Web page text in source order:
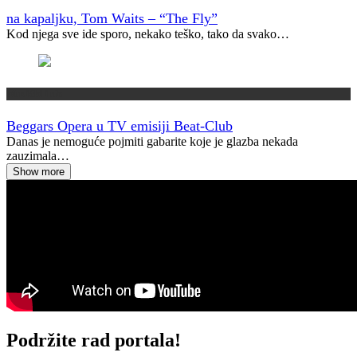
na kapaljku, Tom Waits – “The Fly”
Kod njega sve ide sporo, nekako teško, tako da svako…
Beggars Opera u TV emisiji Beat-Club
Danas je nemoguće pojmiti gabarite koje je glazba nekada
zauzimala…
Show more
Podržite rad portala!